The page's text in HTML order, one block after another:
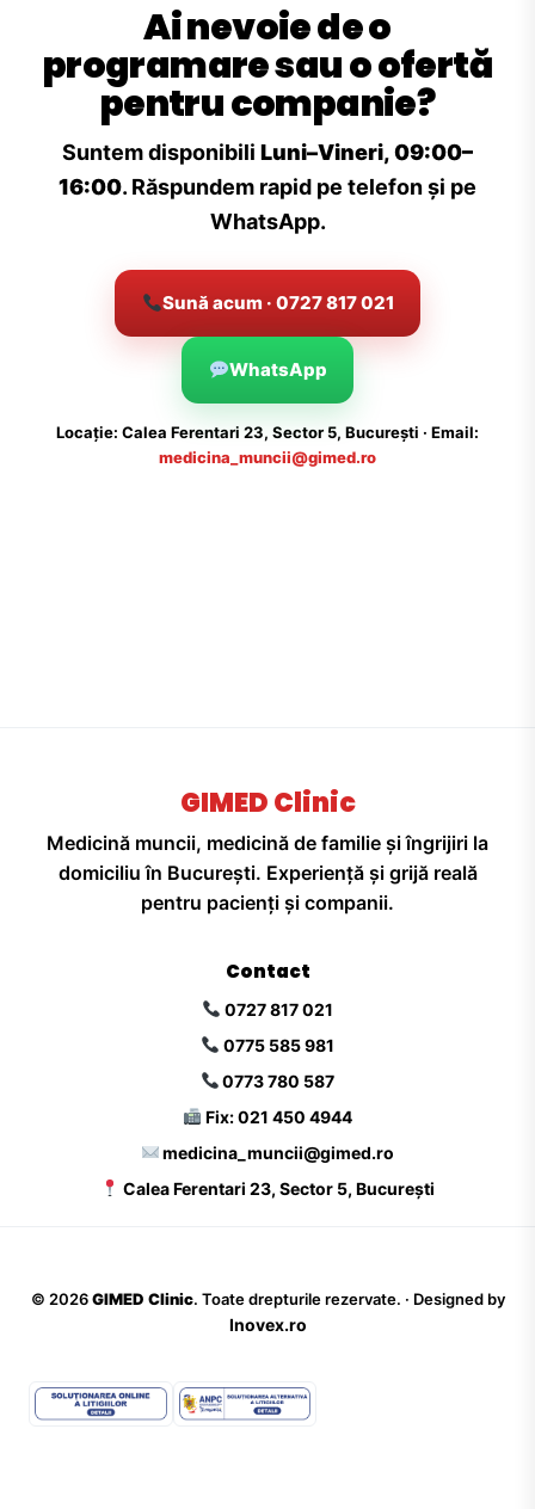
Ai nevoie de o
programare sau o ofertă
pentru companie?
Suntem disponibili Luni–Vineri, 09:00–
16:00. Răspundem rapid pe telefon și pe
WhatsApp.
Sună acum · 0727 817 021
WhatsApp
Locație: Calea Ferentari 23, Sector 5, București · Email:
medicina_muncii@gimed.ro
GIMED Clinic
Medicină muncii, medicină de familie și îngrijiri la
domiciliu în București. Experiență și grijă reală
pentru pacienți și companii.
Contact
0727 817 021
0775 585 981
0773 780 587
Fix: 021 450 4944
medicina_muncii@gimed.ro
Calea Ferentari 23, Sector 5, București
© 2026 GIMED Clinic. Toate drepturile rezervate. · Designed by
Inovex.ro